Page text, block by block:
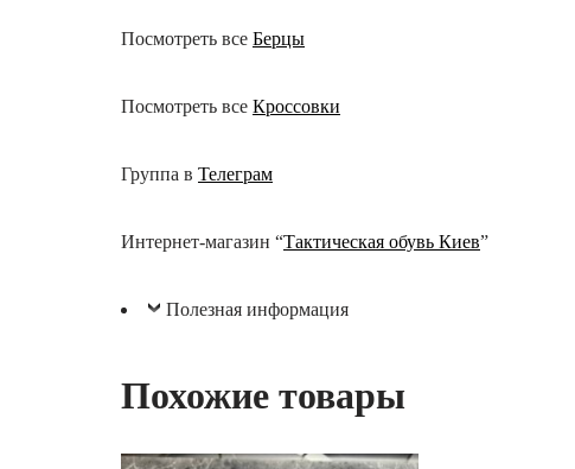
Посмотреть все Берцы
Посмотреть все Кроссовки
Группа в Телеграм
Интернет-магазин “Тактическая обувь Киев”
Полезная информация
Похожие товары